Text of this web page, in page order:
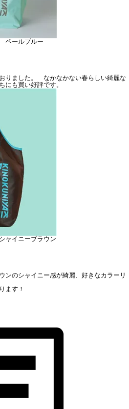
ペールブルー
りました。　なかなかない春らしい綺麗な
にも買い好評です。
イニーブラウン
ンのシャイニー感が綺麗、好きなカラーリ
ます！